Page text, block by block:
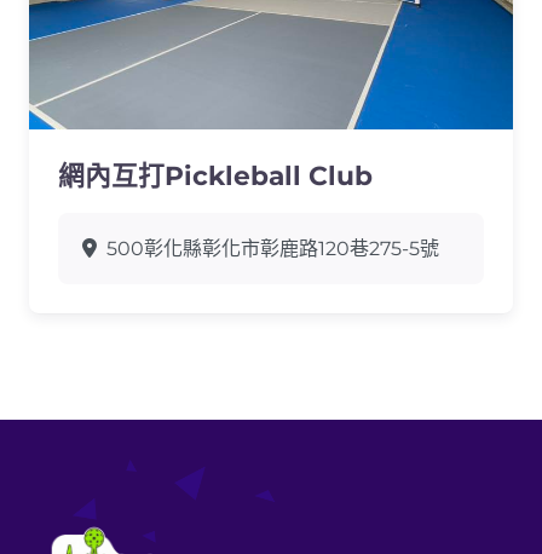
網內互打Pickleball Club
500彰化縣彰化市彰鹿路120巷275-5號